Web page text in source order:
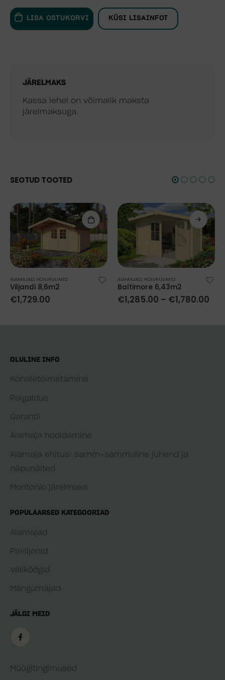
LISA OSTUKORVI KÜSI LISAINFOT
JÄRELMAKS
Kassa lehel on võimalik maksta
järelmaksuga.
SEOTUD TOOTED
AIAMAJAD, HOIURUUMID
Viljandi 8,6m2
€1,729.00
AIAMAJAD, HOIURUUMID
Baltimore 6,43m2
€1,285.00 – €1,780.00
OLULINE INFO
Kohaletoimetamine
Paigaldus
Garantii
Aiamaja hooldamine
Aiamaja ehitus: samm-sammuline juhend ja
näpunäited
Montonio järelmaks
POPULAARSED KATEGOORIAD
Aiamajad
Paviljonid
Väliköögid
Mängumajad
JÄLGI MEID
Müügitingimused